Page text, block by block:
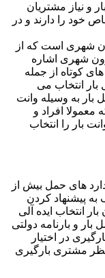
و نیاز مشتریان
خود را دارند و در
شهری است که از
شهری اشاره
کوتاه از جمله
بار انتخاب می
بار به وسیله وانت
افراد و
بار را انتخاب
های حمل بیش از
پیشنهاد کردن
انتخاب ایده آلی
و بارنامه دولتی
در اختیار
مشتری بارگیری